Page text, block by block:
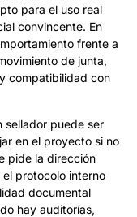
para el uso real
convincente. En
frente a
de junta,
compatibilidad con
sellador puede ser
en el proyecto si no
pide la dirección
protocolo interno
documental
hay auditorías,